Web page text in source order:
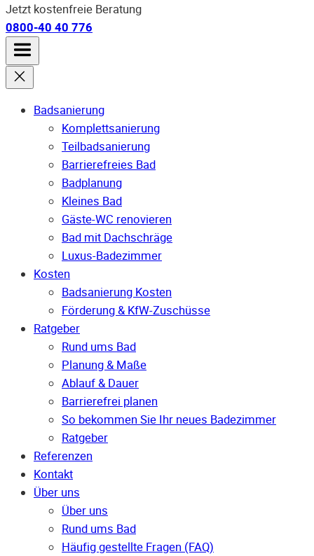
Jetzt kostenfreie Beratung
0800-40 40 776
Badsanierung
Komplettsanierung
Teilbadsanierung
Barrierefreies Bad
Badplanung
Kleines Bad
Gäste-WC renovieren
Bad mit Dachschräge
Luxus-Badezimmer
Kosten
Badsanierung Kosten
Förderung & KfW-Zuschüsse
Ratgeber
Rund ums Bad
Planung & Maße
Ablauf & Dauer
Barrierefrei planen
So bekommen Sie Ihr neues Badezimmer
Ratgeber
Referenzen
Kontakt
Über uns
Über uns
Rund ums Bad
Häufig gestellte Fragen (FAQ)